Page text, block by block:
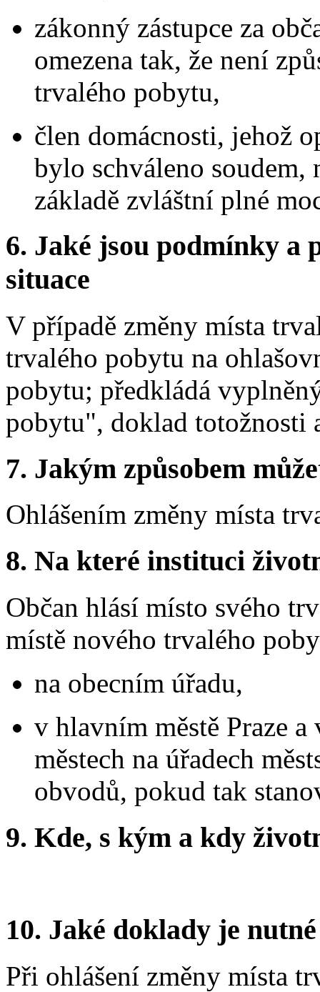
zákonný zástupce za
omezena tak, že není
trvalého pobytu,
člen domácnosti, jehož
bylo schváleno soudem,
základě zvláštní plné
6. Jaké jsou podmínky a
situace
V případě změny místa
trvalého pobytu na
pobytu; předkládá
pobytu", doklad totožnosti
7. Jakým způsobem
Ohlášením změny místa
8. Na které instituci
Občan hlásí místo svého
místě nového trvalého
na obecním úřadu,
v hlavním městě Praze
městech na úřadech
obvodů, pokud tak
9. Kde, s kým a kdy
10. Jaké doklady je
Při ohlášení změny místa